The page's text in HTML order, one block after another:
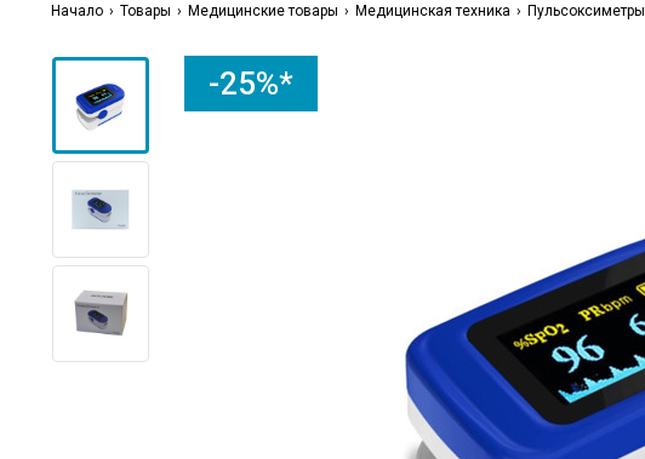
Начало Товары Медицинские товары Медицинская техника Пульсоксиметры
-25%*